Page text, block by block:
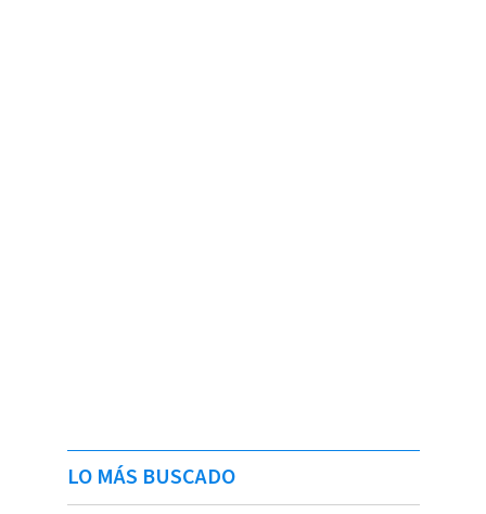
LO MÁS BUSCADO